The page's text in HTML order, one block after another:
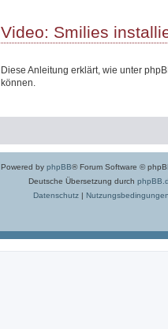
Video: Smilies
Diese Anleitung erklärt, wie unter
können.
Powered by phpBB® Forum Software ©
Deutsche Übersetzung durch
Datenschutz| Nutzungsbedingungen